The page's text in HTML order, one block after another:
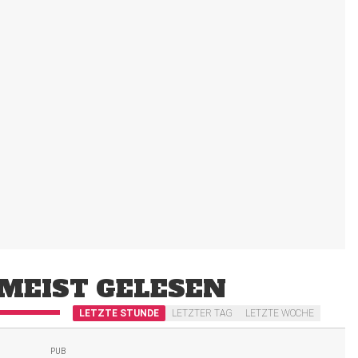
GELESEN
LETZTE STUNDE LETZTER TAG LETZTE WOCHE